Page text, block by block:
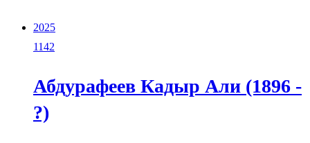
2025
1142
Абдурафеев Кадыр Али (1896 -
?)